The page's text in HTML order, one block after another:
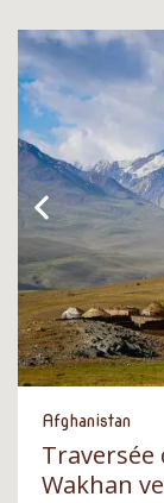
Afghanistan
Wakhan